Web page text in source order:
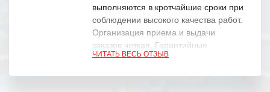
выполняются в кротчайшие сроки при
соблюдении высокого качества работ.
Организация приема и выдачи
заказов четкая. Гарантийные
обязательства выполняются в
ЧИТАТЬ ВЕСЬ ОТЗЫВ